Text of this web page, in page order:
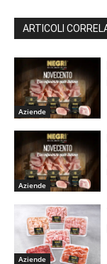
ARTICOLI
Aziende
Aziende
Aziende